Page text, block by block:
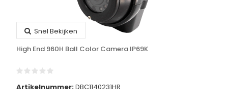
Snel Bekijken
High End 960H Ball Color Camera IP69K
Artikelnummer:DBC1140231HR